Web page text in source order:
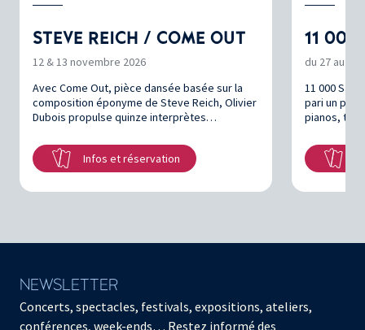
STEVE REICH / COME OUT
12 & 13 novembre 2026
Avec Come Out, pièce dansée basée sur la
composition éponyme de Steve Reich, Olivier
Dubois propulse quinze interprètes…
Infos et réservation
11 000
du 27 au 29
11 000
pari un peu
pianos,
NEWSLETTER
Concerts, spectacles, festivals, expositions, ateliers,
conférences, week-ends… Restez informé des